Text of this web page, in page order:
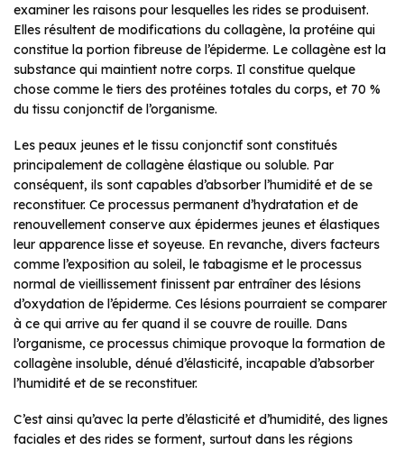
examiner les raisons pour lesquelles les rides se produisent.
Elles résultent de modifications du collagène, la protéine qui
constitue la portion fibreuse de l’épiderme. Le collagène est la
substance qui maintient notre corps. Il constitue quelque
chose comme le tiers des protéines totales du corps, et 70 %
du tissu conjonctif de l’organisme.
Les peaux jeunes et le tissu conjonctif sont constitués
principalement de collagène élastique ou soluble. Par
conséquent, ils sont capables d’absorber l’humidité et de se
reconstituer. Ce processus permanent d’hydratation et de
renouvellement conserve aux épidermes jeunes et élastiques
leur apparence lisse et soyeuse. En revanche, divers facteurs
comme l’exposition au soleil, le tabagisme et le processus
normal de vieillissement finissent par entraîner des lésions
d’oxydation de l’épiderme. Ces lésions pourraient se comparer
à ce qui arrive au fer quand il se couvre de rouille. Dans
l’organisme, ce processus chimique provoque la formation de
collagène insoluble, dénué d’élasticité, incapable d’absorber
l’humidité et de se reconstituer.
C’est ainsi qu’avec la perte d’élasticité et d’humidité, des lignes
faciales et des rides se forment, surtout dans les régions